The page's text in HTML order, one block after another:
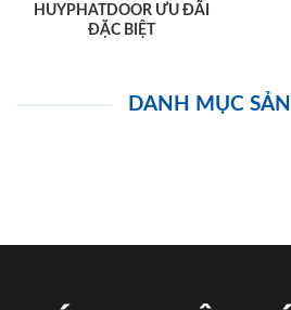
HUYPHATDOOR ƯU ĐÃI
ĐẶC BIỆT
DANH MỤC